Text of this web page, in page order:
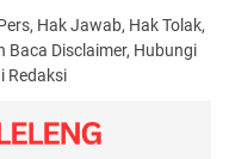
Hak Jawab, Hak Tolak,
Baca Disclaimer, Hubungi
Redaksi